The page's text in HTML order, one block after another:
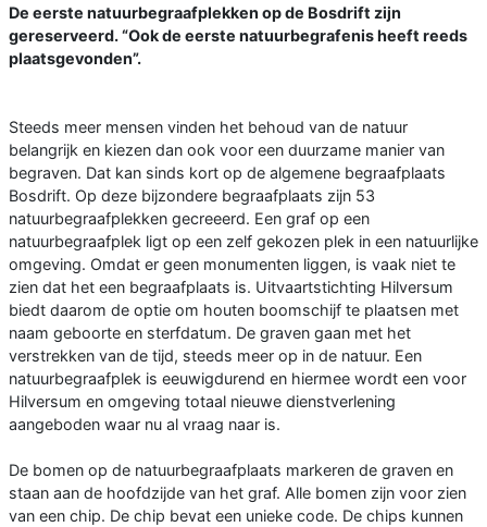
De eerste natuurbegraafplekken op de Bosdrift zijn
gereserveerd. “Ook de eerste natuurbegrafenis heeft reeds
plaatsgevonden”.
Steeds meer mensen vinden het behoud van de natuur
belangrijk en kiezen dan ook voor een duurzame manier van
begraven. Dat kan sinds kort op de algemene begraafplaats
Bosdrift. Op deze bijzondere begraafplaats zijn 53
natuurbegraafplekken gecreeerd. Een graf op een
natuurbegraafplek ligt op een zelf gekozen plek in een natuurlijke
omgeving. Omdat er geen monumenten liggen, is vaak niet te
zien dat het een begraafplaats is. Uitvaartstichting Hilversum
biedt daarom de optie om houten boomschijf te plaatsen met
naam geboorte en sterfdatum. De graven gaan met het
verstrekken van de tijd, steeds meer op in de natuur. Een
natuurbegraafplek is eeuwigdurend en hiermee wordt een voor
Hilversum en omgeving totaal nieuwe dienstverlening
aangeboden waar nu al vraag naar is.
De bomen op de natuurbegraafplaats markeren de graven en
staan aan de hoofdzijde van het graf. Alle bomen zijn voor zien
van een chip. De chip bevat een unieke code. De chips kunnen